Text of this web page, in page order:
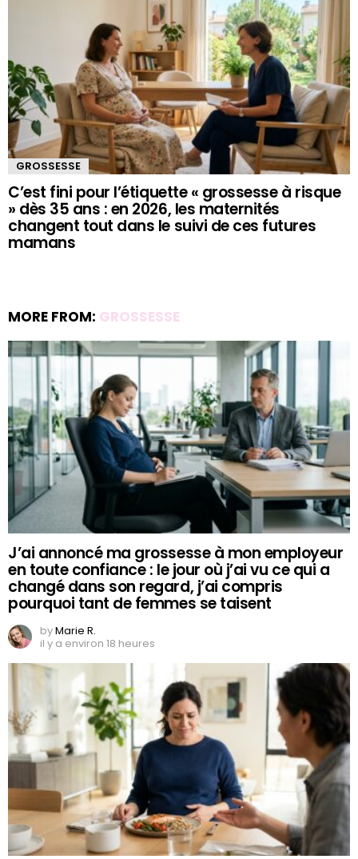
GROSSESSE
C’est fini pour l’étiquette « grossesse à risque
» dès 35 ans : en 2026, les maternités
changent tout dans le suivi de ces futures
mamans
MORE FROM: GROSSESSE
J’ai annoncé ma grossesse à mon employeur
en toute confiance : le jour où j’ai vu ce qui a
changé dans son regard, j’ai compris
pourquoi tant de femmes se taisent
byMarie R.
il y a environ 18 heures